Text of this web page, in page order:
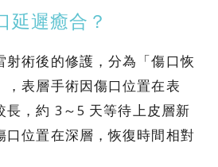
延遲癒合？
射術後的修護，分為「傷口恢
，表層手術因傷口位置在表
長，約 3～5 天等待上皮層新
口位置在深層，恢復時間相對